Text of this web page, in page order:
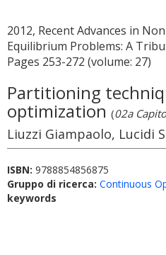
2012, Recent Advances in
Equilibrium Problems: A
Pages 253-272 (volume: 27)
Partitioning
optimization (02a
Liuzzi Giampaolo, Lucidi
ISBN: 9788854856875
Gruppo di ricerca: Continuous
keywords